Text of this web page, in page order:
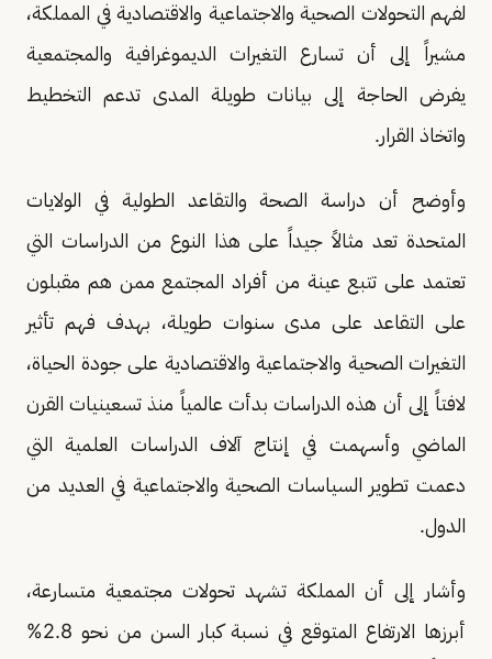
لفهم التحولات الصحية والاجتماعية والاقتصادية في المملكة،
مشيراً إلى أن تسارع التغيرات الديموغرافية والمجتمعية
يفرض الحاجة إلى بيانات طويلة المدى تدعم التخطيط
واتخاذ القرار.
وأوضح أن دراسة الصحة والتقاعد الطولية في الولايات
المتحدة تعد مثالاً جيداً على هذا النوع من الدراسات التي
تعتمد على تتبع عينة من أفراد المجتمع ممن هم مقبلون
على التقاعد على مدى سنوات طويلة، بهدف فهم تأثير
التغيرات الصحية والاجتماعية والاقتصادية على جودة الحياة،
لافتاً إلى أن هذه الدراسات بدأت عالمياً منذ تسعينيات القرن
الماضي وأسهمت في إنتاج آلاف الدراسات العلمية التي
دعمت تطوير السياسات الصحية والاجتماعية في العديد من
الدول.
وأشار إلى أن المملكة تشهد تحولات مجتمعية متسارعة،
أبرزها الارتفاع المتوقع في نسبة كبار السن من نحو 2.8%